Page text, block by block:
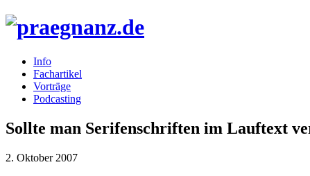
Info
Fachartikel
Vorträge
Podcasting
Sollte man Serifenschriften im Lauftext
2. Oktober 2007